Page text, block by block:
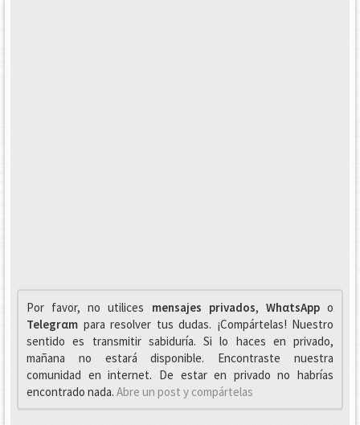
Por favor, no utilices mensajes privados, WhαtsAppo
Telegrαm para resolver tus dudas. ¡Compártelas! Nuestro
sentido es transmitir sabiduría. Si lo haces en privado,
mañana no estará disponible. Encontraste nuestra
comunidad en internet. De estar en privado no habrías
encontrado nada. Abre un post y compártelas